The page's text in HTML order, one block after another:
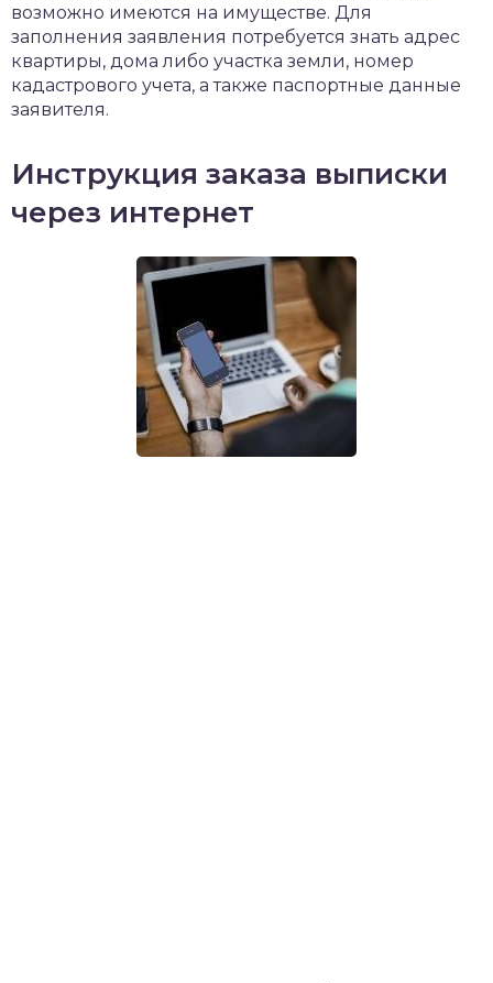
возможно имеются на имуществе. Для
заполнения заявления потребуется знать адрес
квартиры, дома либо участка земли, номер
кадастрового учета, а также паспортные данные
заявителя.
Инструкция заказа выписки
через интернет